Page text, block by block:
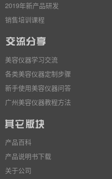
2019年新产品研发
销售培训课程
美容仪器学习交流
各类美容仪器定制步骤
新手使用美容仪器问答
广州美容仪器教程方法
产品百科
产品说明书下载
关于公司